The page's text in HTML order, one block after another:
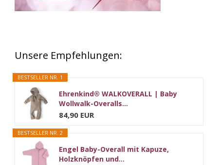
Unsere Empfehlungen:
BESTSELLER NR. 1
Ehrenkind® WALKOVERALL | Baby
Wollwalk-Overalls...
84,90 EUR
BESTSELLER NR. 2
Engel Baby-Overall mit Kapuze,
Holzknöpfen und...